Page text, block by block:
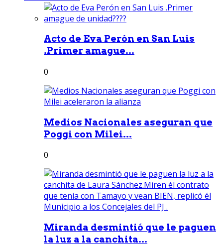
Acto de Eva Perón en San Luis
.Primer amague...
0
Medios Nacionales aseguran que
Poggi con Milei...
0
Miranda desmintió que le paguen
la luz a la canchita...